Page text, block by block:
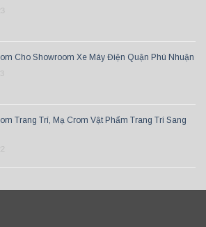
Cho Showroom Xe Máy Điện Quận Phú Nhuận
Trang Trí, Mạ Crom Vật Phẩm Trang Trí Sang